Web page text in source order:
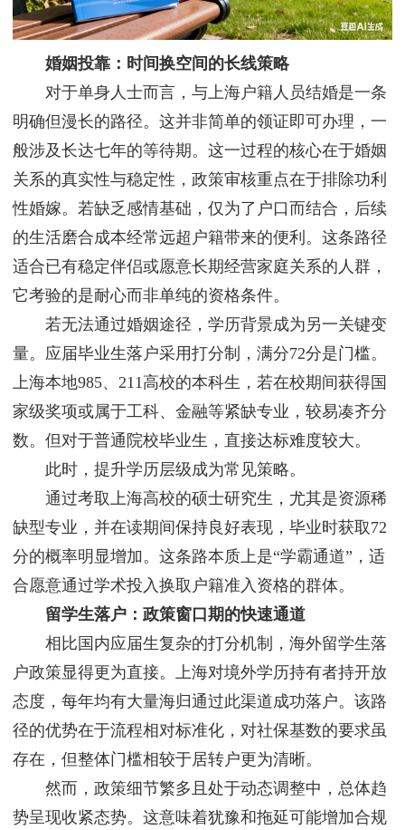
婚姻投靠：时间换空间的长线策略
对于单身人士而言，与上海户籍人员结婚是一条
明确但漫长的路径。这并非简单的领证即可办理，一
般涉及长达七年的等待期。这一过程的核心在于婚姻
关系的真实性与稳定性，政策审核重点在于排除功利
性婚嫁。若缺乏感情基础，仅为了户口而结合，后续
的生活磨合成本经常远超户籍带来的便利。这条路径
适合已有稳定伴侣或愿意长期经营家庭关系的人群，
它考验的是耐心而非单纯的资格条件。
若无法通过婚姻途径，学历背景成为另一关键变
量。应届毕业生落户采用打分制，满分72分是门槛。
上海本地985、211高校的本科生，若在校期间获得国
家级奖项或属于工科、金融等紧缺专业，较易凑齐分
数。但对于普通院校毕业生，直接达标难度较大。
此时，提升学历层级成为常见策略。
通过考取上海高校的硕士研究生，尤其是资源稀
缺型专业，并在读期间保持良好表现，毕业时获取72
分的概率明显增加。这条路本质上是“学霸通道”，适
合愿意通过学术投入换取户籍准入资格的群体。
留学生落户：政策窗口期的快速通道
相比国内应届生复杂的打分机制，海外留学生落
户政策显得更为直接。上海对境外学历持有者持开放
态度，每年均有大量海归通过此渠道成功落户。该路
径的优势在于流程相对标准化，对社保基数的要求虽
存在，但整体门槛相较于居转户更为清晰。
然而，政策细节繁多且处于动态调整中，总体趋
势呈现收紧态势。这意味着犹豫和拖延可能增加合规